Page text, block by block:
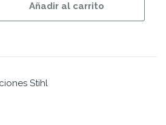
Añadir al carrito
Stihl